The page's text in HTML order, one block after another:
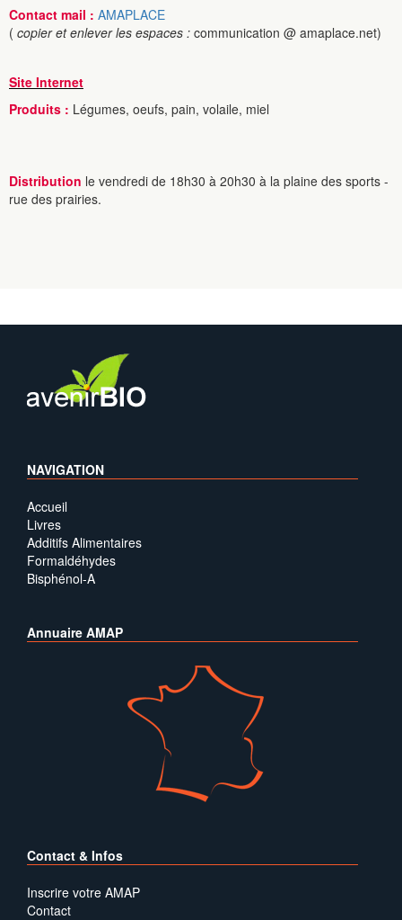
Contact mail : AMAPLACE
( copier et enlever les espaces : communication @ amaplace.net)
Site Internet
Produits : Légumes, oeufs, pain, volaile, miel
Distribution le vendredi de 18h30 à 20h30 à la plaine des sports -
rue des prairies.
NAVIGATION
Accueil
Livres
Additifs Alimentaires
Formaldéhydes
Bisphénol-A
Annuaire AMAP
Contact & Infos
Inscrire votre AMAP
Contact